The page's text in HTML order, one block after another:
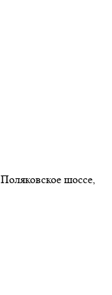
шоссе,